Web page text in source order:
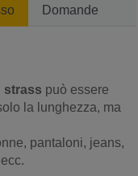
Domande
strass può essere
la lunghezza, ma
pantaloni, jeans,